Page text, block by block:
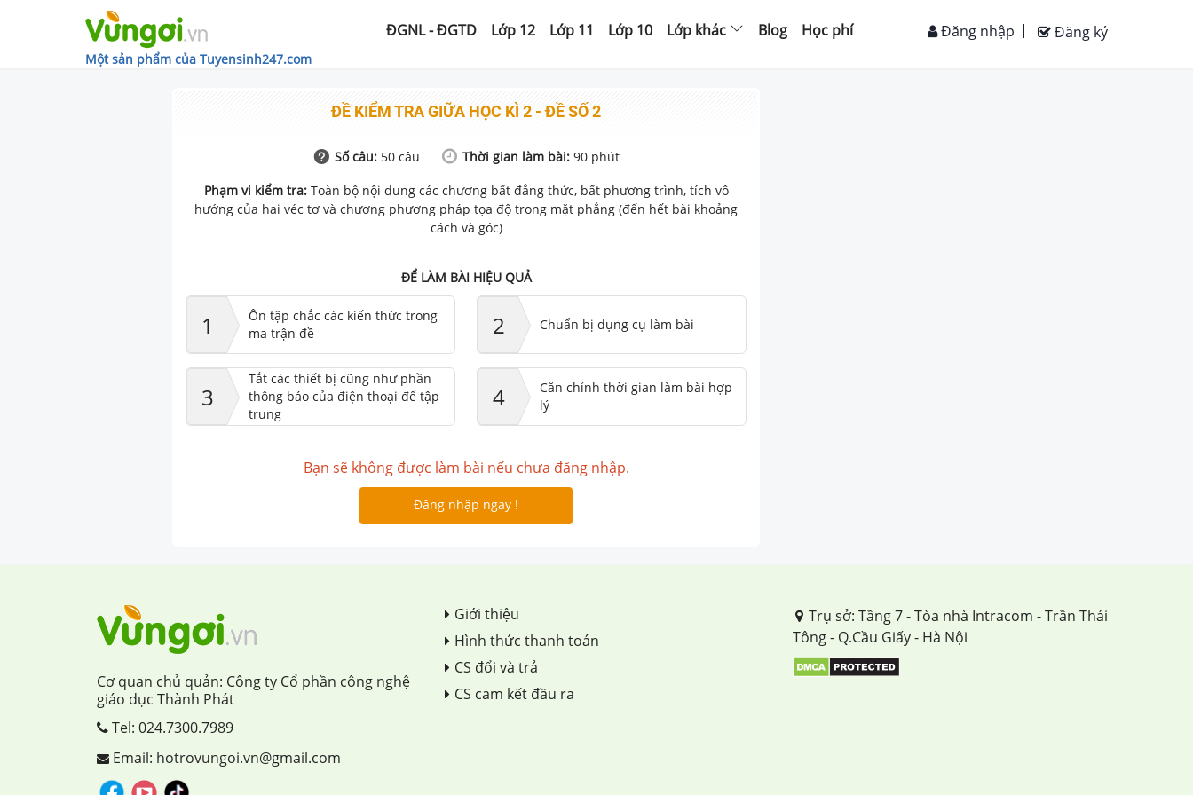
Một sản phẩm của Tuyensinh247.com
ĐGNL - ĐGTD Lớp 12 Lớp 11 Lớp 10 Lớp khác Blog Học phí Đăng ký
Đăng nhập
ĐỀ KIỂM TRA GIỮA HỌC KÌ 2 - ĐỀ SỐ 2
Số câu: 50câu Thời gian làm bài: 90phút
Phạm vi kiểm tra: Toàn bộ nội dung các chương bất đẳng thức, bất phương trình, tích vô
hướng của hai véc tơ và chương phương pháp tọa độ trong mặt phẳng (đến hết bài khoảng
cách và góc)
ĐỂ LÀM BÀI HIỆU QUẢ
1
Ôn tập chắc các kiến thức trong
ma trận đề
2 Chuẩn bị dụng cụ làm bài
3
Tắt các thiết bị cũng như phần
thông báo của điện thoại để tập
trung
4
Căn chỉnh thời gian làm bài hợp
lý
Bạn sẽ không được làm bài nếu chưa đăng nhập.
Đăng nhập ngay !
Cơ quan chủ quản: Công ty Cổ phần công nghệ
giáo dục Thành Phát
Tel: 024.7300.7989
Email: hotrovungoi.vn@gmail.com
Giới thiệu
Hình thức thanh toán
CS đổi và trả
CS cam kết đầu ra
Trụ sở: Tầng 7 - Tòa nhà Intracom - Trần Thái
Tông - Q.Cầu Giấy - Hà Nội